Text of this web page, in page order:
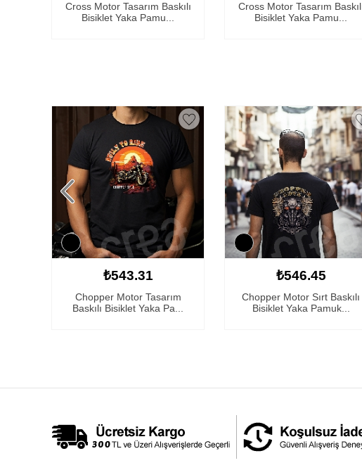
Cross Motor Tasarım Baskılı
Bisiklet Yaka Pamu...
Cross Motor Tasarım
Bisiklet Yaka Pamu...
₺543.31
Chopper Motor Tasarım
Baskılı Bisiklet Yaka Pa...
₺546.45
Chopper Motor Sırt Baskılı
Bisiklet Yaka Pamuk...